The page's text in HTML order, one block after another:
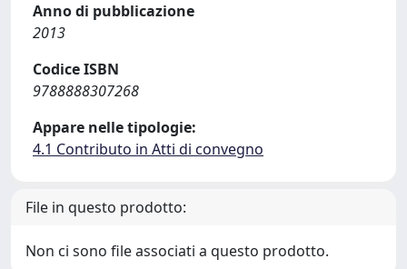
Anno di pubblicazione
2013
Codice ISBN
9788888307268
Appare nelle tipologie:
4.1 Contributo in Atti di convegno
File in questo prodotto:
Non ci sono file associati a questo prodotto.